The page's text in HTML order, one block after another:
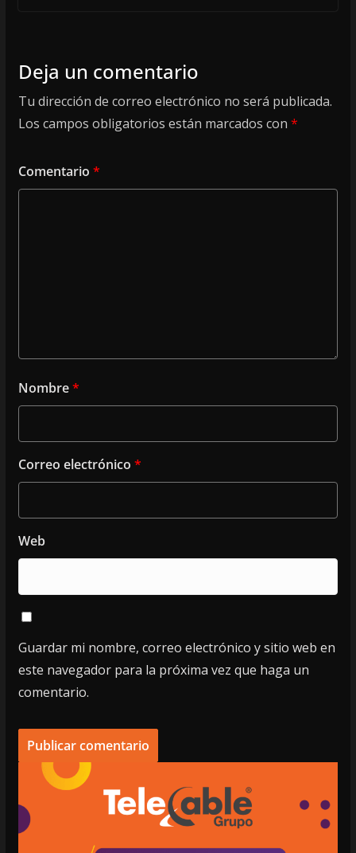
Deja un comentario
Tu dirección de correo electrónico no será publicada.
Los campos obligatorios están marcados con *
Comentario *
Nombre*
Correo electrónico *
Web
Guardar mi nombre, correo electrónico y sitio web en
este navegador para la próxima vez que haga un
comentario.